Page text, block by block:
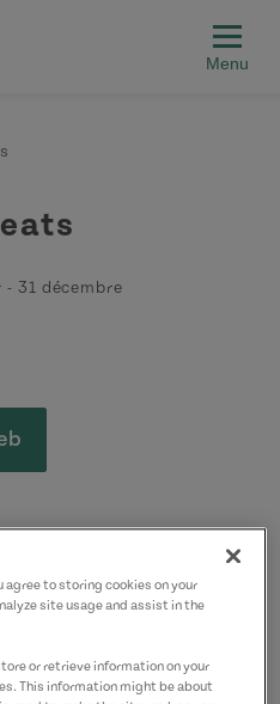
- 31 décembre
agree to storing cookies on your
site usage and assist in the
or retrieve information on your
This information might be about